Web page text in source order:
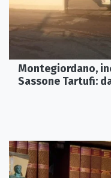
Montegiordano,
Sassone Tartufi: